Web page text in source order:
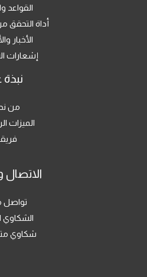
القواعد
أداة التحقق
الأخبار
إشعارات
نبذة
من
الميزات
الاتصال
تواصل
الشكاوي
شكاوي